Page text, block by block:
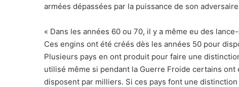
armées dépassées par la puissance de son
« Dans les années 60 ou 70, il y a même eu des
Ces engins ont été créés dès les années 50 pour
Plusieurs pays en ont produit pour faire une
utilisé même si pendant la Guerre Froide certains
disposent par milliers. Si ces pays font une